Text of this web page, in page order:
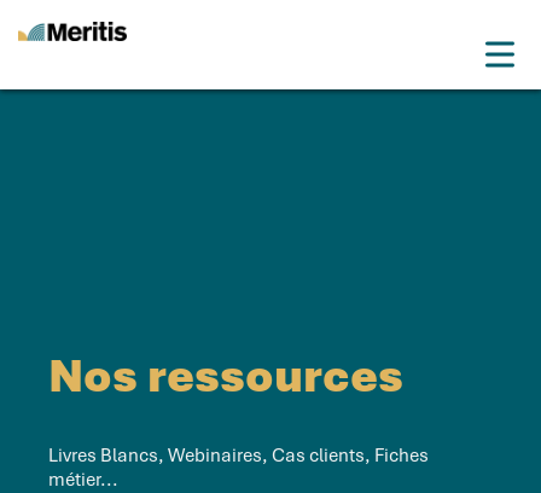
Nos ressources
Livres Blancs, Webinaires, Cas clients, Fiches
métier...